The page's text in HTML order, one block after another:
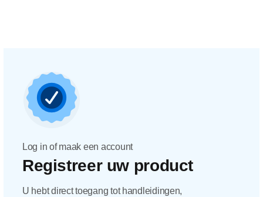
Log in of maak een account
Registreer uw product
U hebt direct toegang tot handleidingen,